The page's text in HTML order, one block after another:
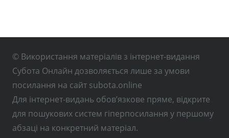
© Використання матеріалів з інтернет-видання
Субота Онлайн дозволяється лише за умови
посилання на сайт subota.online
Для інтернет-видань обов’язкове пряме, відкрите
для пошукових систем гіперпосилання у першому
абзаці на конкретний матеріал.